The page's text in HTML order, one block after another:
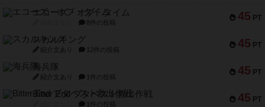
45 PT
エコーズ・オブ・タイム
8件の投稿
45 PT
スカルキング
紹介文あり 12件の投稿
45 PT
海兵隊
紹介文あり 1件の投稿
45 PT
Bitter End ブタペスト救出作戦
1件の投稿